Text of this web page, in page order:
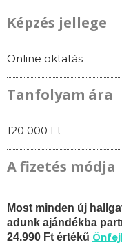
Képzés jellege
Online oktatás
Tanfolyam ára
120 000 Ft
A fizetés módja
Most minden új
adunk ajándékba
24.990 Ft értékű